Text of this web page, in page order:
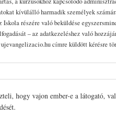
kívülálló harmadik személyek
Iskola részére való beküldése
– az adatkezeléshez való
címre küldött kérésre
hogy vajon ember-e a látogató,